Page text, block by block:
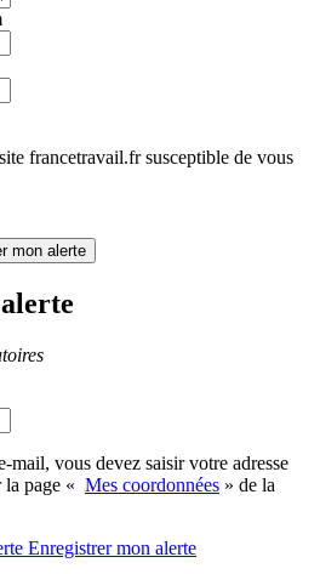
francetravail.fr susceptible de vous
mon alerte
mail, vous devez saisir votre adresse
page « Mes coordonnées » de la
Enregistrermon alerte